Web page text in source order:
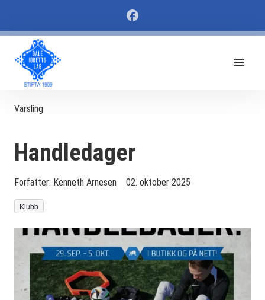
Varsling
Handledager
Forfatter: Kenneth Arnesen 02. oktober 2025
Klubb